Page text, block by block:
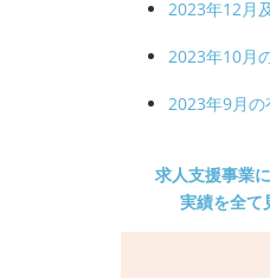
2023年12月
2023年10月
2023年9月の
求人支援事業
実績を全て